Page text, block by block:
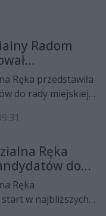
Radom
do rady
Ręka przedstawiła
do rady miejskiej,
Konkretny
w najbliższych
Ręka
do
Ręka
start w najbliższych